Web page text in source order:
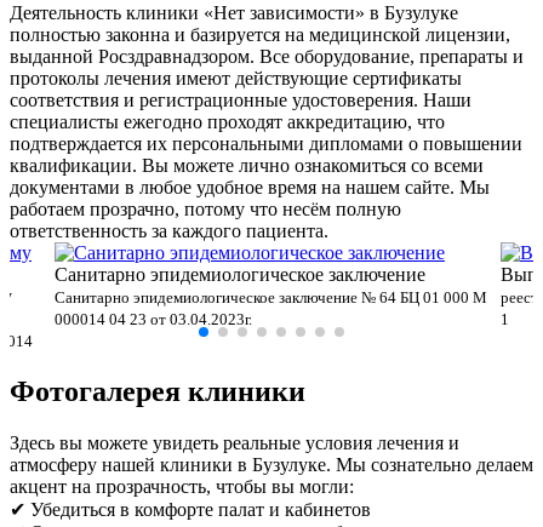
Деятельность клиники «Нет зависимости» в Бузулуке
полностью законна и базируется на медицинской лицензии,
выданной Росздравнадзором. Все оборудование, препараты и
протоколы лечения имеют действующие сертификаты
соответствия и регистрационные удостоверения. Наши
специалисты ежегодно проходят аккредитацию, что
подтверждается их персональными дипломами о повышении
квалификации. Вы можете лично ознакомиться со всеми
документами в любое удобное время на нашем сайте. Мы
работаем прозрачно, потому что несём полную
ответственность за каждого пациента.
Санитарно эпидемиологическое заключение
Санитарно эпидемиологическое заключение № 64 БЦ 01 000 М
000014 04 23 от 03.04.2023г.
1
Фотогалерея клиники
Здесь вы можете увидеть реальные условия лечения и
атмосферу нашей клиники в Бузулуке. Мы сознательно делаем
акцент на прозрачность, чтобы вы могли:
✔ Убедиться в комфорте палат и кабинетов